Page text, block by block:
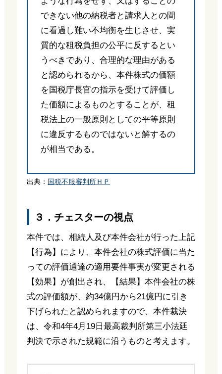
できない他の納税者と請求人との間
に看過し難い不均衡を生じさせ、実
質的な租税負担の公平に反するとい
うべきであり、合理的な理由がある
と認められるから、本件株式の価額
を国税庁長官の指示を受けて評価し
た価額によるものとすることが、租
税法上の一般原則としての平等原則
に違反するものではないと解するの
が相当である。
出典： 国税不服審判所ＨＰ
３．チェスターの視点
本件では、相続人及び本件会社が行った上記
【行為】により、本件会社の株式評価に当た
っての評価通達の適用要件事実が変更される
【効果】が創出され、【結果】本件会社の株
式の評価額が、約34億円から21億円に引き
下げられたと認められますので、本件裁決
は、令和4年4月19日最高裁判所第三小法廷
判決で示された規範に沿うものと考えます。